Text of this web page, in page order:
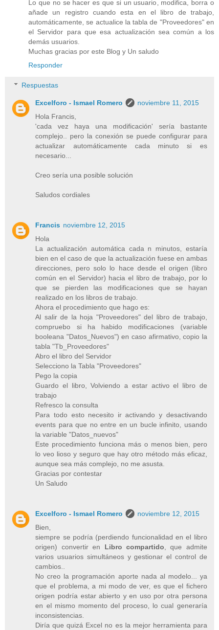
Lo que no se hacer es que si un usuario, modifica, borra o
añade un registro cuando esta en el libro de trabajo,
automáticamente, se actualice la tabla de "Proveedores" en
el Servidor para que esa actualización sea común a los
demás usuarios.
Muchas gracias por este Blog y Un saludo
Responder
Respuestas
Excelforo - Ismael Romero
noviembre 11, 2015
Hola Francis,
'cada vez haya una modificación' sería bastante
complejo.. pero la conexión se puede configurar para
actualizar automáticamente cada minuto si es
necesario...
Creo sería una posible solución
Saludos cordiales
Francis noviembre 12, 2015
Hola
La actualización automática cada n minutos, estaría
bien en el caso de que la actualización fuese en ambas
direcciones, pero solo lo hace desde el origen (libro
común en el Servidor) hacia el libro de trabajo, por lo
que se pierden las modificaciones que se hayan
realizado en los libros de trabajo.
Ahora el procedimiento que hago es:
Al salir de la hoja "Proveedores" del libro de trabajo,
compruebo si ha habido modificaciones (variable
booleana "Datos_Nuevos") en caso afirmativo, copio la
tabla "Tb_Proveedores"
Abro el libro del Servidor
Selecciono la Tabla "Proveedores"
Pego la copia
Guardo el libro, Volviendo a estar activo el libro de
trabajo
Refresco la consulta
Para todo esto necesito ir activando y desactivando
events para que no entre en un bucle infinito, usando
la variable "Datos_nuevos"
Este procedimiento funciona más o menos bien, pero
lo veo lioso y seguro que hay otro método más eficaz,
aunque sea más complejo, no me asusta.
Gracias por contestar
Un Saludo
Excelforo - Ismael Romero
noviembre 12, 2015
Bien,
siempre se podría (perdiendo funcionalidad en el libro
origen) convertir en Libro compartido, que admite
varios usuarios simultáneos y gestionar el control de
cambios..
No creo la programación aporte nada al modelo... ya
que el problema, a mi modo de ver, es que el fichero
origen podría estar abierto y en uso por otra persona
en el mismo momento del proceso, lo cual generaría
inconsistencias.
Diría que quizá Excel no es la mejor herramienta para